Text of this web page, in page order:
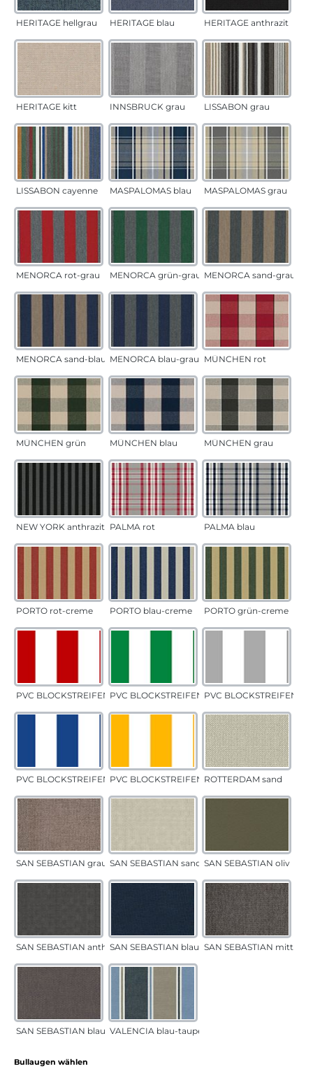
HERITAGE hellgrau HERITAGE blau HERITAGE anthrazit
HERITAGE kitt INNSBRUCK grau LISSABON grau
LISSABON cayenne MASPALOMAS blau MASPALOMAS grau
MENORCA rot-grau MENORCA grün-grau MENORCA sand-grau
MENORCA sand-blau MENORCA blau-grau MÜNCHEN rot
MÜNCHEN grün MÜNCHEN blau MÜNCHEN grau
NEW YORK anthrazit PALMA rot PALMA blau
PORTO rot-creme PORTO blau-creme PORTO grün-creme
PVC BLOCKSTREIFEN rotPVC BLOCKSTREIFEN grünPVC BLOCKSTREIFEN
PVC BLOCKSTREIFEN blauPVC BLOCKSTREIFEN gelbROTTERDAM sand
SAN SEBASTIAN grau-sandSAN SEBASTIAN sand SAN SEBASTIAN oliv
SAN SEBASTIAN anthrazitSAN SEBASTIAN blau SAN SEBASTIAN
SAN SEBASTIAN blau-sandVALENCIA blau-taupe
Bullaugen wählen